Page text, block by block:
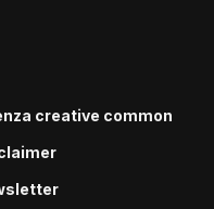
creative common